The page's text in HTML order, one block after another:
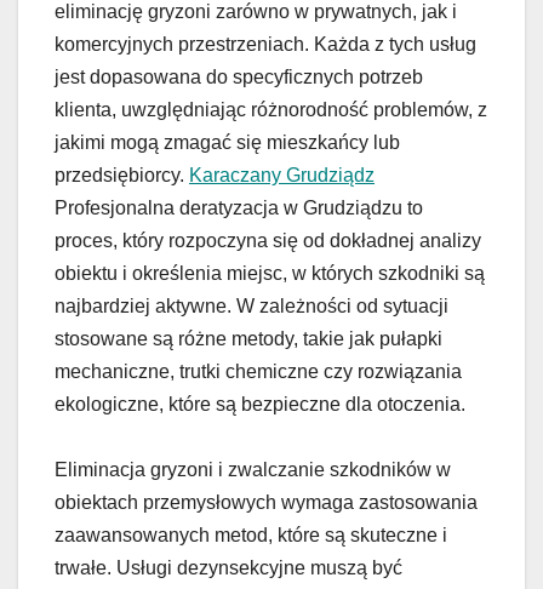
eliminację gryzoni zarówno w prywatnych, jak i
komercyjnych przestrzeniach. Każda z tych usług
jest dopasowana do specyficznych potrzeb
klienta, uwzględniając różnorodność problemów, z
jakimi mogą zmagać się mieszkańcy lub
przedsiębiorcy. Karaczany Grudziądz
Profesjonalna deratyzacja w Grudziądzu to
proces, który rozpoczyna się od dokładnej analizy
obiektu i określenia miejsc, w których szkodniki są
najbardziej aktywne. W zależności od sytuacji
stosowane są różne metody, takie jak pułapki
mechaniczne, trutki chemiczne czy rozwiązania
ekologiczne, które są bezpieczne dla otoczenia.
Eliminacja gryzoni i zwalczanie szkodników w
obiektach przemysłowych wymaga zastosowania
zaawansowanych metod, które są skuteczne i
trwałe. Usługi dezynsekcyjne muszą być